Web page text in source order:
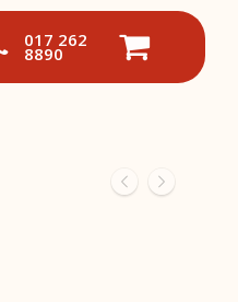
017 262
8890